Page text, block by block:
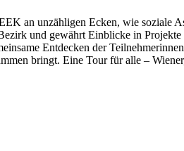
an unzähligen Ecken, wie soziale
und gewährt Einblicke in Projekte
Entdecken der
bringt. Eine Tour für alle –